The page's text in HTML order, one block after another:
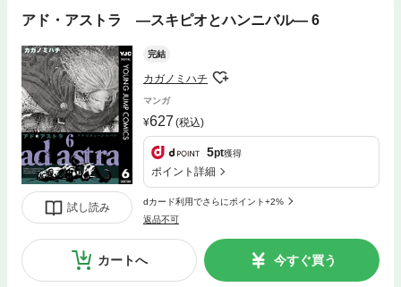
アド・アストラ ―スキピオとハンニバル― 6
試し読み
完結
カガノミハチ
マンガ
627 (税込)
5pt獲得
ポイント詳細
dカード利用でさらにポイント+2%
返品不可
カートへ 今すぐ買う